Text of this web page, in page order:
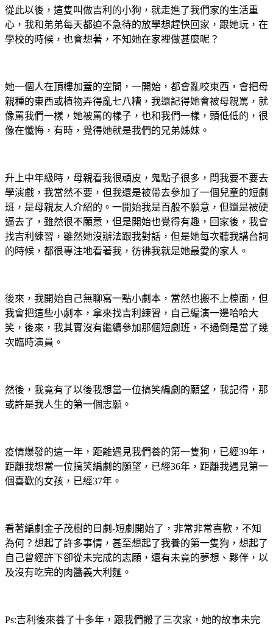
從此以後，這隻叫做吉利的小狗，就走進了我們家的生活重
心，我和弟弟每天都迫不急待的放學想趕快回家，跟她玩，在
學校的時候，也會想著，不知她在家裡做甚麼呢？
她一個人在頂樓加蓋的空間，一開始，都會亂咬東西，會把母
親種的東西或植物弄得亂七八糟，我還記得她會被母親罵，就
像罵我們一樣，她被罵的樣子，也和我們一樣，頭低低的，很
像在懺悔，有時，覺得她就是我們的兄弟姊妹。
升上中年級時，母親看我很頑皮，鬼點子很多，問我要不要去
學演戲，我當然不要，但我還是被帶去參加了一個兒童的短劇
班，是母親友人介紹的。一開始我是百般不願意，但還是被硬
逼去了，雖然很不願意，但是開始也覺得有趣，回家後，我會
找吉利練習，雖然她沒辦法跟我對話，但是她每次聽我講台詞
的時候，都很專注地看著我，彷彿我就是她最愛的家人。
後來，我開始自己無聊寫一點小劇本，當然也搬不上檯面，但
我會把這些小劇本，拿來找吉利練習，自己編演一邊哈哈大
笑，後來，我其實沒有繼續參加那個短劇班，不過倒是當了幾
次臨時演員。
然後，我竟有了以後我想當一位搞笑編劇的願望，我記得，那
或許是我人生的第一個志願。
疫情爆發的這一年，距離遇見我們養的第一隻狗，已經39年，
距離我想當一位搞笑編劇的願望，已經36年，距離我遇見第一
個喜歡的女孩，已經37年。
看著編劇金子茂樹的日劇-短劇開始了，非常非常喜歡，不知
為何？想起了許多事情，甚至想起了我養的第一隻狗，想起了
自己曾經許下卻從未完成的志願，還有未竟的夢想、夥伴，以
及沒有吃完的肉醬義大利麵。
Ps:吉利後來養了十多年，跟我們搬了三次家，她的故事未完